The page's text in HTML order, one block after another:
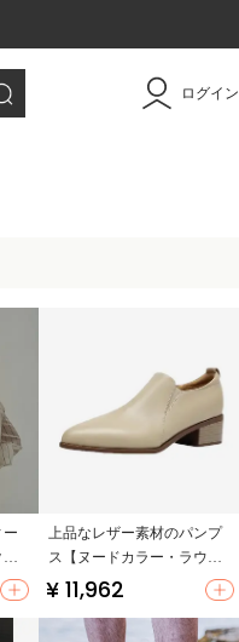
品|TAO
ログイン
ブ
上品なレザー素材のパンプ
ス【ヌードカラー・ラウン
ドトゥ・深口デザイン・コ
ームワークに最適】
¥ 11,962